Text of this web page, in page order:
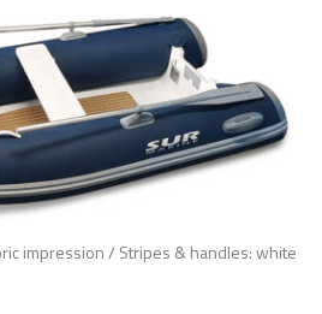
impression / Stripes & handles: white